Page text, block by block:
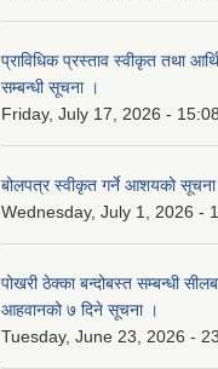
प्राविधिक प्रस्ताव स्वीकृत तथा
सम्बन्धी सूचना ।
Friday, July 17, 2026 - 15:08
बोलपत्र स्वीकृत गर्ने आशयको
Wednesday, July 1, 2026 -
पोखरी ठेक्का बन्दोबस्त सम्बन्धी
आहवानको ७ दिने सूचना ।
Tuesday, June 23, 2026 -